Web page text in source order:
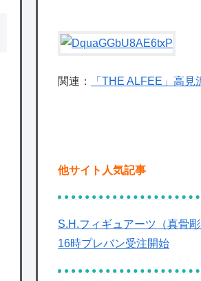
Powered by livedoor 相互
関連： 「THE ALFEE」高
他サイト人気記事
S.H.フィギュアーツ（真骨
16時プレバン受注開始